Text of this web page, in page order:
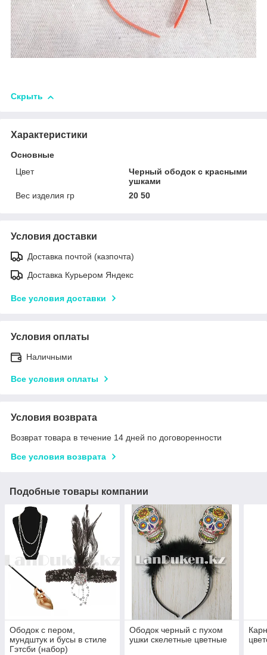
Скрыть
Характеристики
Основные
Цвет
Черный ободок с красными
ушками
Вес изделия гр
20 50
Условия доставки
Доставка почтой (казпочта)
Доставка Курьером Яндекс
Все условия доставки
Условия оплаты
Наличными
Все условия оплаты
Условия возврата
Возврат товара в течение 14 дней по договоренности
Все условия возврата
Подобные товары компании
Ободок с пером,
мундштук и бусы в стиле
Гэтсби (набор)
Ободок черный с пухом
ушки скелетные цветные